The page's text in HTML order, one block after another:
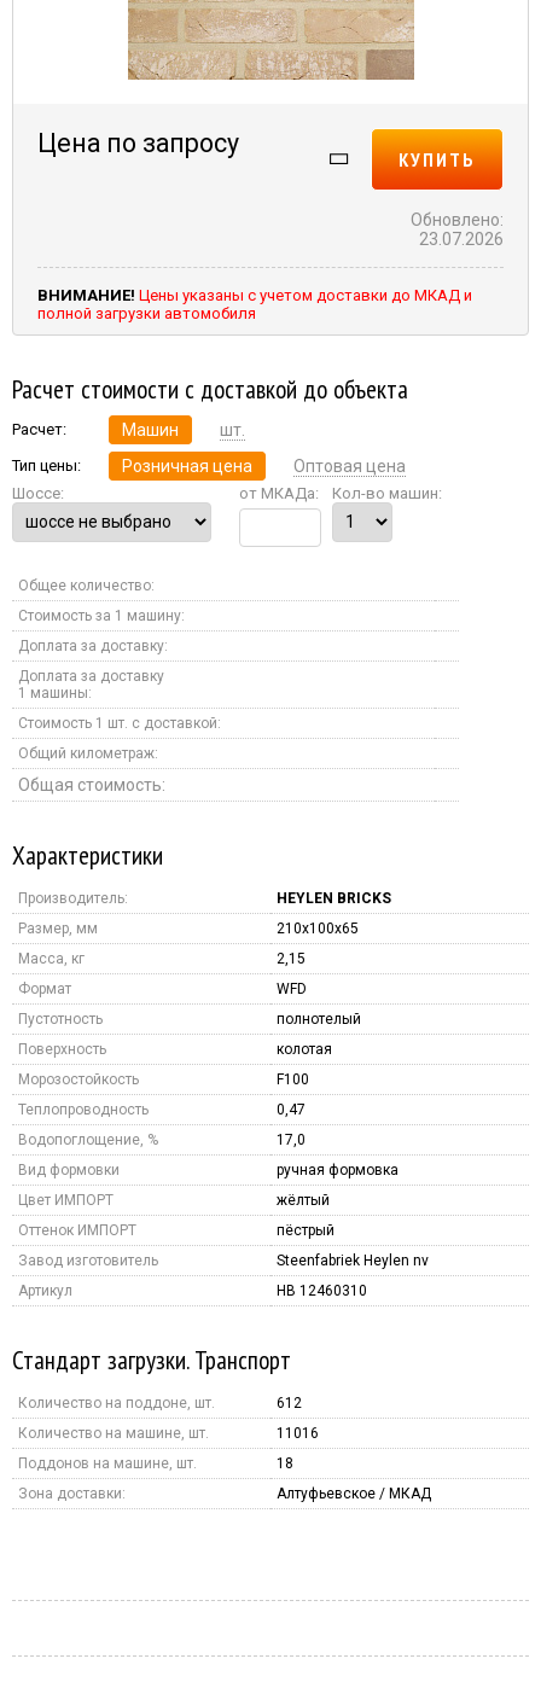
Цена по запросу
КУПИТЬ
Обновлено:
23.07.2026
ВНИМАНИЕ! Цены указаны с учетом доставки до МКАД и
полной загрузки автомобиля
Расчет стоимости с доставкой до объекта
Расчет: Машин шт.
Тип цены: Розничная цена Оптовая цена
Шоссе: от МКАДа: Кол-во машин:
Общее количество:
Стоимость за 1 машину:
Доплата за доставку:
Доплата за доставку
1 машины:
Стоимость 1 шт. с доставкой:
Общий километраж:
Общая стоимость:
Характеристики
Производитель:
HEYLEN BRICKS
Размер, мм
210x100x65
Масса, кг
2,15
Формат
WFD
Пустотность
полнотелый
Поверхность
колотая
Морозостойкость
F100
Теплопроводность
0,47
Водопоглощение, %
17,0
Вид формовки
ручная формовка
Цвет ИМПОРТ
жёлтый
Оттенок ИМПОРТ
пёстрый
Завод изготовитель
Steenfabriek Heylen nv
Артикул
HB 12460310
Стандарт загрузки. Транспорт
Количество на поддоне, шт.
612
Количество на машине, шт.
11016
Поддонов на машине, шт.
18
Зона доставки:
Алтуфьевское / МКАД